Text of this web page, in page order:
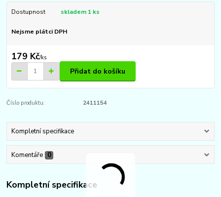
Dostupnost skladem 1 ks
Nejsme plátci DPH
179 Kč/ks
Přidat do košíku
Číslo produktu: 2411154
Kompletní specifikace
Komentáře 0
Kompletní specifikace